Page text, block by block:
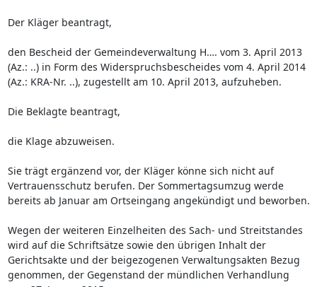
Der Kläger beantragt,
den Bescheid der Gemeindeverwaltung H…. vom 3. April 2013
(Az.: ..) in Form des Widerspruchsbescheides vom 4. April 2014
(Az.: KRA-Nr. ..), zugestellt am 10. April 2013, aufzuheben.
Die Beklagte beantragt,
die Klage abzuweisen.
Sie trägt ergänzend vor, der Kläger könne sich nicht auf
Vertrauensschutz berufen. Der Sommertagsumzug werde
bereits ab Januar am Ortseingang angekündigt und beworben.
Wegen der weiteren Einzelheiten des Sach- und Streitstandes
wird auf die Schriftsätze sowie den übrigen Inhalt der
Gerichtsakte und der beigezogenen Verwaltungsakten Bezug
genommen, der Gegenstand der mündlichen Verhandlung